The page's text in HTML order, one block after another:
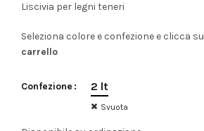
Liscivia per legni teneri
Seleziona colore e confezione e clicca su
carrello
Confezione 2 lt
Svuota